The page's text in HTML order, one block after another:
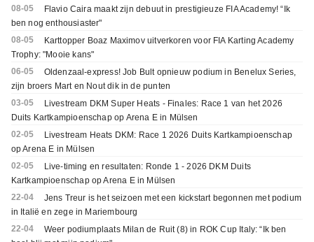
08-05
Flavio Caira maakt zijn debuut in prestigieuze FIA Academy! “Ik
ben nog enthousiaster"
08-05
Karttopper Boaz Maximov uitverkoren voor FIA Karting Academy
Trophy: "Mooie kans"
06-05
Oldenzaal-express! Job Bult opnieuw podium in Benelux Series,
zijn broers Mart en Nout dik in de punten
03-05
Livestream DKM Super Heats - Finales: Race 1 van het 2026
Duits Kartkampioenschap op Arena E in Mülsen
02-05
Livestream Heats DKM: Race 1 2026 Duits Kartkampioenschap
op Arena E in Mülsen
02-05
Live-timing en resultaten: Ronde 1 - 2026 DKM Duits
Kartkampioenschap op Arena E in Mülsen
22-04
Jens Treur is het seizoen met een kickstart begonnen met podium
in Italië en zege in Mariembourg
22-04
Weer podiumplaats Milan de Ruit (8) in ROK Cup Italy: “Ik ben